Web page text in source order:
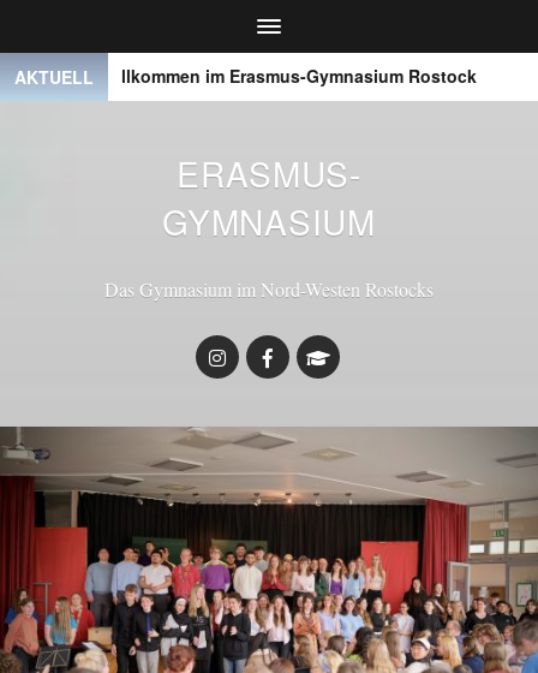
AKTUELL
Willkommen im Erasmus-Gymnasium Rostock
ERASMUS-
GYMNASIUM
Das Gymnasium im Nord-Westen Rostocks